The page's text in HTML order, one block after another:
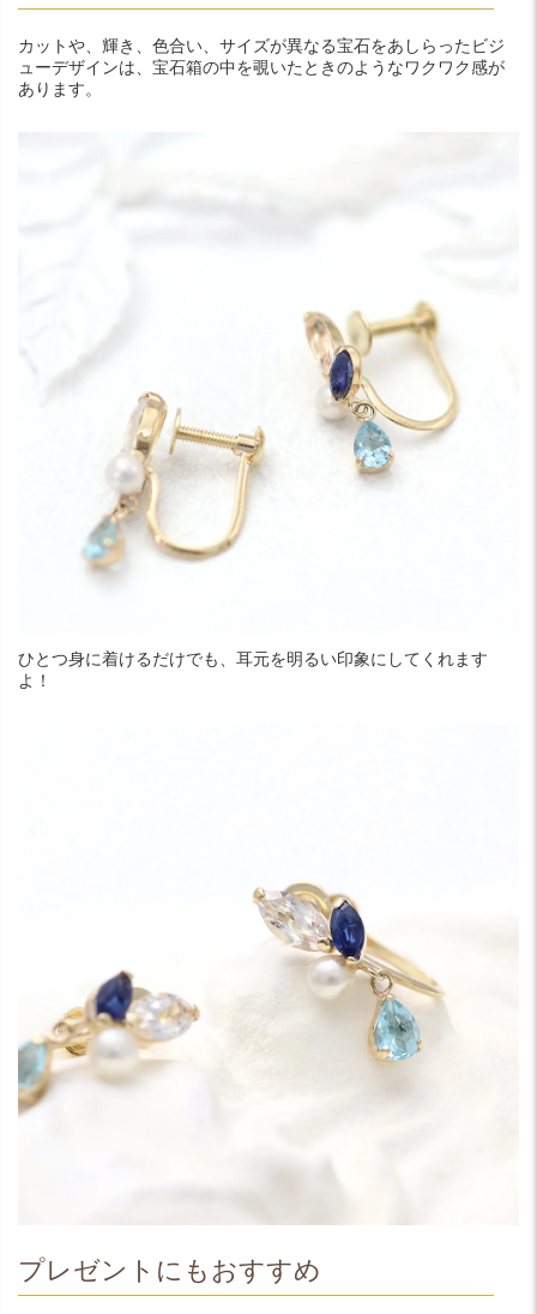
カットや、輝き、色合い、サイズが異なる宝石をあしらったビジ
ューデザインは、宝石箱の中を覗いたときのようなワクワク感が
あります。
ひとつ身に着けるだけでも、耳元を明るい印象にしてくれます
よ！
プレゼントにもおすすめ